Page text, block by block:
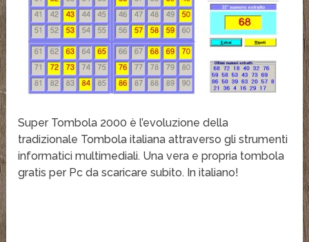
Super Tombola 2000 è l’evoluzione della
tradizionale Tombola italiana attraverso gli strumenti
informatici multimediali. Una vera e propria tombola
gratis per Pc da scaricare subito. In italiano!